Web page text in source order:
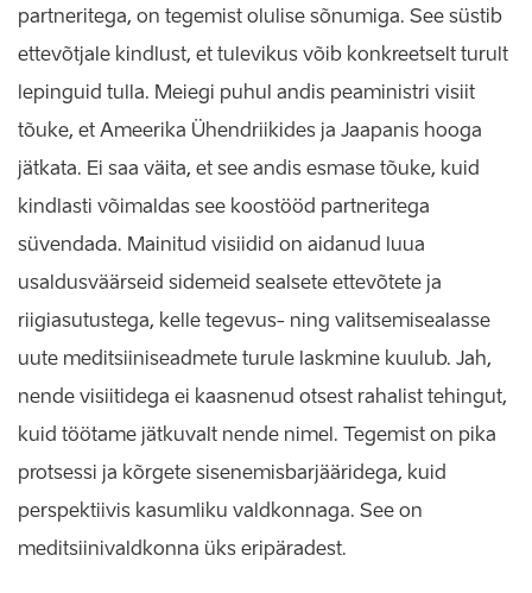
partneritega, on tegemist olulise sõnumiga. See süstib
ettevõtjale kindlust, et tulevikus võib konkreetselt turult
lepinguid tulla. Meiegi puhul andis peaministri visiit
tõuke, et Ameerika Ühendriikides ja Jaapanis hooga
jätkata. Ei saa väita, et see andis esmase tõuke, kuid
kindlasti võimaldas see koostööd partneritega
süvendada. Mainitud visiidid on aidanud luua
usaldusväärseid sidemeid sealsete ettevõtete ja
riigiasutustega, kelle tegevus- ning valitsemisealasse
uute meditsiiniseadmete turule laskmine kuulub. Jah,
nende visiitidega ei kaasnenud otsest rahalist tehingut,
kuid töötame jätkuvalt nende nimel. Tegemist on pika
protsessi ja kõrgete sisenemisbarjääridega, kuid
perspektiivis kasumliku valdkonnaga. See on
meditsiinivaldkonna üks eripäradest.